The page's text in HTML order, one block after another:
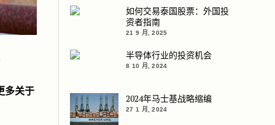
多关于
如何交易泰国股票：外国投
资者指南
21 9 月, 2025
半导体行业的投资机会
8 10 月, 2024
2024年马士基战略缩编
27 1 月, 2024